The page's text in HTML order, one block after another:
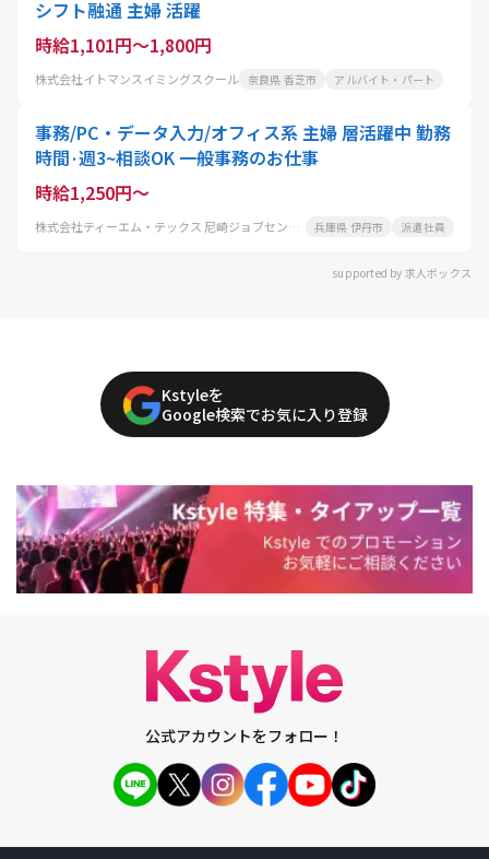
シフト融通 主婦 活躍
時給1,101円～1,800円
株式会社イトマンスイミングスクール 奈良県 香芝市 アルバイト・パート
事務/PC・データ入力/オフィス系 主婦 層活躍中 勤務
時間·週3~相談OK 一般事務のお仕事
時給1,250円～
株式会社ティーエム・テックス 尼崎ジョブセンター 兵庫県 伊丹市 派遣社員
supported by 求人ボックス
Kstyleを
Google検索でお気に入り登録
公式アカウントをフォロー！